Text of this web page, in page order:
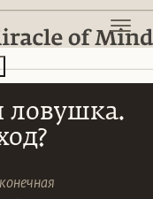
ловушка.